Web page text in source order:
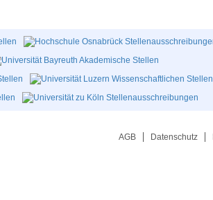
AGB Datenschutz